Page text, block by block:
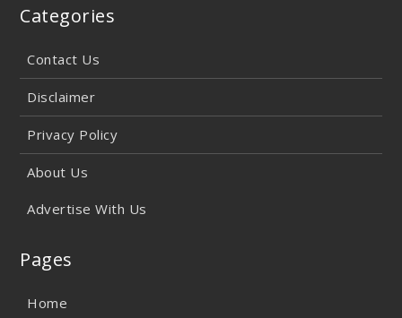
Categories
Contact Us
Disclaimer
Privacy Policy
About Us
Advertise With Us
Pages
Home